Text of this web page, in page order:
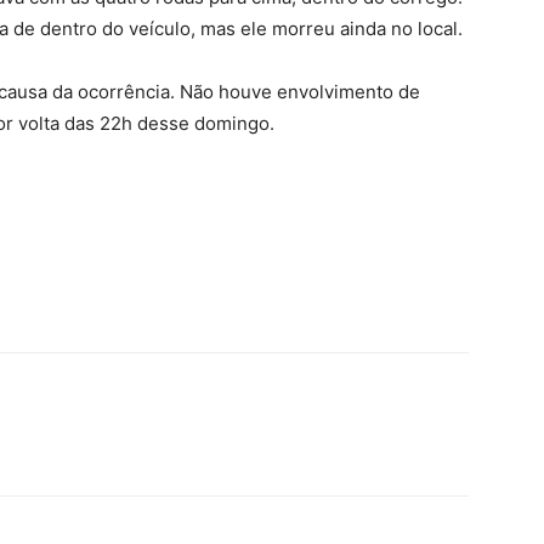
dentro do veículo, mas ele morreu ainda no local.
da ocorrência. Não houve envolvimento de
volta das 22h desse domingo.